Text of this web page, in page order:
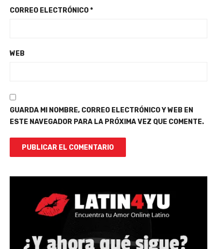
CORREO ELECTRÓNICO*
WEB
GUARDA MI NOMBRE, CORREO ELECTRÓNICO Y WEB EN
ESTE NAVEGADOR PARA LA PRÓXIMA VEZ QUE COMENTE.